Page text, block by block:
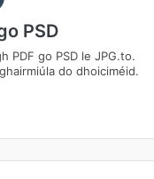
PSD
PDF go PSD le JPG.to.
do dhoiciméid.